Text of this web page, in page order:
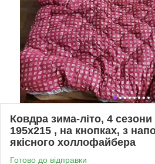
Ковдра зима-літо, 4
195х215 , на кнопках, з
якісного холлофайбера
Готово до відправки